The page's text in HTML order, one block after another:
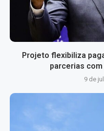
Projeto flexibiliza
parcerias
9 de